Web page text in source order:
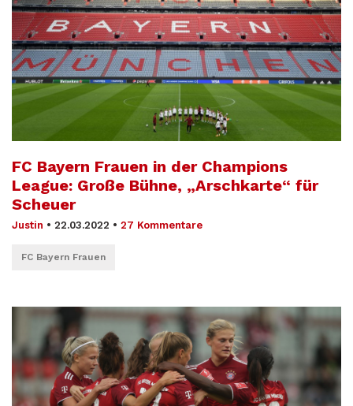
FC Bayern Frauen in der Champions
League: Große Bühne, „Arschkarte“ für
Scheuer
Justin • 22.03.2022 • 27 Kommentare
FC Bayern Frauen